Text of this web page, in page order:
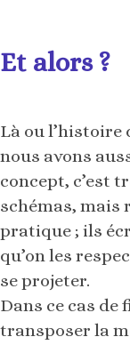
Et alors ?
Là ou l’histoire
nous avons
concept, c’est
schémas, mais
pratique ; ils
qu’on les
se projeter.
Dans ce cas de
transposer la